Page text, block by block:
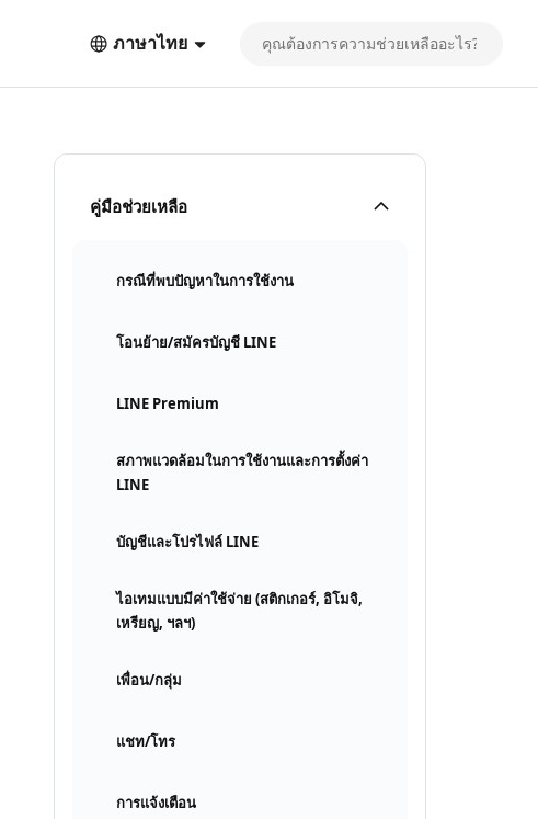
ภาษาไทย
คู่มือช่วยเหลือ
กรณีที่พบปัญหาในการใช้งาน
โอนย้าย/สมัครบัญชี LINE
LINE Premium
สภาพแวดล้อมในการใช้งานและการตั้งค่า
LINE
บัญชีและโปรไฟล์ LINE
ไอเทมแบบมีค่าใช้จ่าย (สติกเกอร์, อิโมจิ,
เหรียญ, ฯลฯ)
เพื่อน/กลุ่ม
แชท/โทร
การแจ้งเตือน